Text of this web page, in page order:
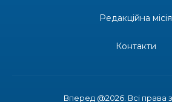
Бахмутських медичних
професійним святом
Вперед @2026. Всі права
Редакційна місія
Контакти